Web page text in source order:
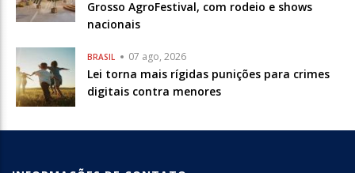
Grosso AgroFestival, com rodeio e shows
nacionais
BRASIL 07 ago, 2026
Lei torna mais rígidas punições para crimes
digitais contra menores